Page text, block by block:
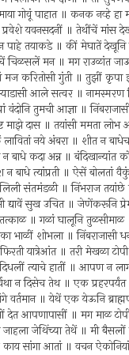
गोवूं पाहात ॥ कनक नव्हे
प्रवेशे यवनसदनीं ॥ तेथींचें
पाहे तयाकडे ॥ कीं मेघातें
चिळसलें मन ॥ मग राउळांत
मज करितोसी गुंती ॥ तुझीं कृपा
आले सत्वर ॥ नामस्मरण
तुमची आज्ञा ॥
माझे दास ॥ तयांसी ममता
नये अंबरा ॥ शीत न
न बाधे कदा अन्न ॥
बाधे त्यांप्रती ॥ ऐसें बोलतां
संतमंडळी ॥ निंभराज
द्यावें सुख उचित ॥ जेणेंकरूनि
॥ गळां घालूनि
भाळीं शोभला ॥ निंबराजासी
यात्रेआंत ॥ तरी मेखळा
त्याचे हातीं ॥ आपण न
न दिसेच तेथ ॥ एक
वर्तमान ॥ येथें एक येऊनि
देत आपणापासीं ॥ मग माळ
जेथिंच्या तेथें ॥ मी बैसलों
सांगा आतां ॥ वचन